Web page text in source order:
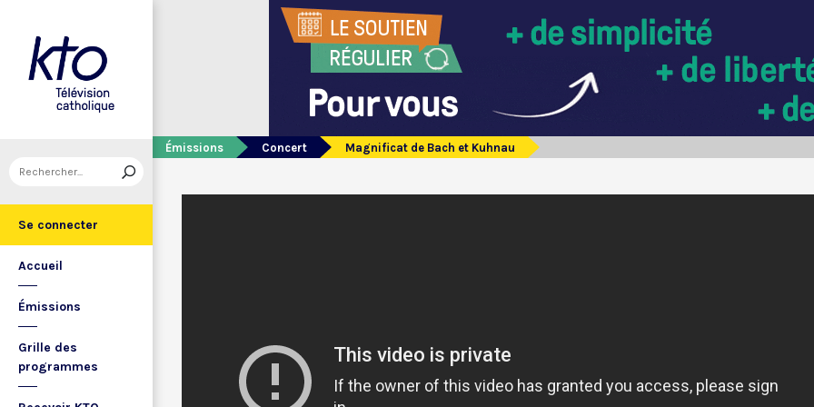
Se connecter
Accueil
Émissions
Grille des
programmes
Émissions Concert Magnificat de Bach et Kuhnau